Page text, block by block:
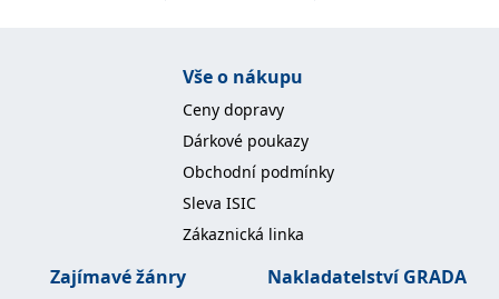
Vše o nákupu
Ceny dopravy
Dárkové poukazy
Obchodní podmínky
Sleva ISIC
Zákaznická linka
Zajímavé žánry Nakladatelství GRADA